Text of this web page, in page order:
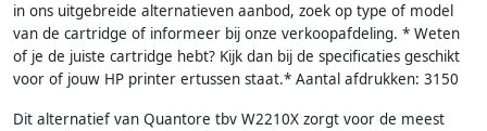
in ons uitgebreide alternatieven aanbod, zoek op type of model
van de cartridge of informeer bij onze verkoopafdeling. * Weten
of je de juiste cartridge hebt? Kijk dan bij de specificaties geschikt
voor of jouw HP printer ertussen staat.* Aantal afdrukken: 3150
Dit alternatief van Quantore tbv W2210X zorgt voor de meest